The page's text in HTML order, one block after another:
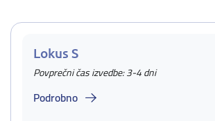
Lokus S
Povprečni čas izvedbe: 3-4 dni
Podrobno